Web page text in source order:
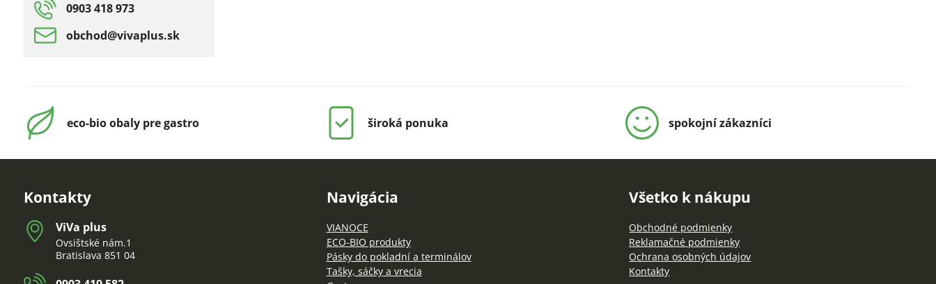
0903 418 973
obchod​@vivaplus​.sk
eco-bio obaly pre gastro široká ponuka spokojní zákazníci
Kontakty
ViVa plus
Ovsištské nám.1
Bratislava 851 04
Navigácia
VIANOCE
ECO-BIO produkty
Pásky do pokladní a terminálov
Tašky, sáčky a vrecia
Všetko k nákupu
Obchodné podmienky
Reklamačné podmienky
Ochrana osobných údajov
Kontakty